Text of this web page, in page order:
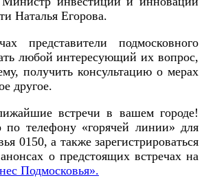
Наталья Егорова.
представители подмосковного
любой интересующий их вопрос,
получить консультацию о мерах
другое.
встречи в вашем городе!
по телефону «горячей линии» для
0150, а также зарегистрироваться
о предстоящих встречах на
Подмосковья».